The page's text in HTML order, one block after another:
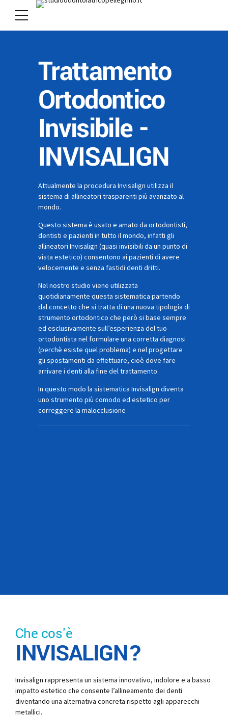
Trattamento
Ortodontico
Invisibile -
INVISALIGN
Attualmente la procedura Invisalign utilizza il
sistema di allineatori trasparenti più avanzato al
mondo.
Questo sistema è usato e amato da ortodontisti,
dentisti e pazienti in tutto il mondo, infatti gli
allineatori Invisalign (quasi invisibili da un punto di
vista estetico) consentono ai pazienti di avere
velocemente e senza fastidi denti dritti.
Nel nostro studio viene utilizzata
quotidianamente questa sistematica partendo
dal concetto che si tratta di una nuova tipologia di
strumento ortodontico che però si base sempre
ed esclusivamente sull’esperienza del tuo
ortodontista nel formulare una corretta diagnosi
(perchè esiste quel problema) e nel progettare
gli spostamenti da effettuare, cioè dove fare
arrivare i denti alla fine del trattamento.
In questo modo la sistematica Invisalign diventa
uno strumento più comodo ed estetico per
correggere la malocclusione
Che cos'è
INVISALIGN?
Invisalign rappresenta un sistema innovativo, indolore e a basso
impatto estetico che consente l’allineamento dei denti
diventando una alternativa concreta rispetto agli apparecchi
metallici.